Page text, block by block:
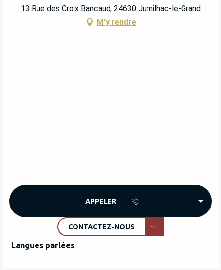
13 Rue des Croix Bancaud, 24630 Jumilhac-le-Grand
M'y rendre
APPELER
CONTACTEZ-NOUS
Langues parlées
Langues parlées